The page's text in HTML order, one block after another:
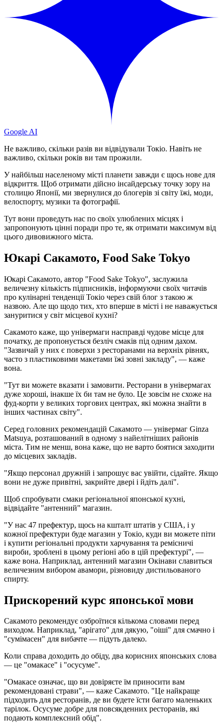
Google AI
Не важливо, скільки разів ви відвідували Токіо. Навіть не
важливо, скільки років ви там прожили.
У найбільш населеному місті планети завжди є щось нове для
відкриття. Щоб отримати дійсно інсайдерську точку зору на
столицю Японії, ми звернулися до блогерів зі світу їжі, моди,
велоспорту, музики та фотографії.
Тут вони проведуть нас по своїх улюблених місцях і
запропонують цінні поради про те, як отримати максимум від
цього дивовижного міста.
Юкарі Сакамото, Food Sake Tokyo
Юкарі Сакамото, автор "Food Sake Tokyo", заслужила
величезну кількість підписників, інформуючи своїх читачів
про кулінарні тенденції Токіо через свій блог з такою ж
назвою. Але що щодо тих, хто вперше в місті і не наважується
зануритися у світ місцевої кухні?
Сакамото каже, що універмаги насправді чудове місце для
початку, де пропонується безліч смаків під одним дахом.
"Зазвичай у них є поверхи з ресторанами на верхніх рівнях,
часто з пластиковими макетами їжі зовні закладу", — каже
вона.
"Тут ви можете вказати і замовити. Ресторани в універмагах
дуже хороші, інакше їх би там не було. Це зовсім не схоже на
фуд-корти у великих торгових центрах, які можна знайти в
інших частинах світу".
Серед головних рекомендацій Сакамото — універмаг Ginza
Matsuya, розташований в одному з найелітніших районів
міста. Тим не менш, вона каже, що не варто боятися заходити
до місцевих закладів.
"Якщо персонал дружній і запрошує вас увійти, сідайте. Якщо
вони не дуже привітні, закрийте двері і йдіть далі".
Щоб спробувати смаки регіональної японської кухні,
відвідайте "антенний" магазин.
"У нас 47 префектур, щось на кшталт штатів у США, і у
кожної префектури буде магазин у Токіо, куди ви можете піти
і купити регіональні продукти харчування та ремісничі
вироби, зроблені в цьому регіоні або в цій префектурі", —
каже вона. Наприклад, антенний магазин Окінави славиться
величезним вибором авамори, різновиду дистильованого
спирту.
Прискорений курс японської мови
Сакамото рекомендує озброїтися кількома словами перед
виходом. Наприклад, "арігато" для дякую, "оіші" для смачно і
"сумімасен" для вибачте — підуть далеко.
Коли справа доходить до обіду, два корисних японських слова
— це "омакасе" і "осусуме".
"Омакасе означає, що ви довіряєте їм приносити вам
рекомендовані страви", — каже Сакамото. "Це найкраще
підходить для ресторанів, де ви будете їсти багато маленьких
тарілок. Осусуме добре для повсякденних ресторанів, які
подають комплексний обід".